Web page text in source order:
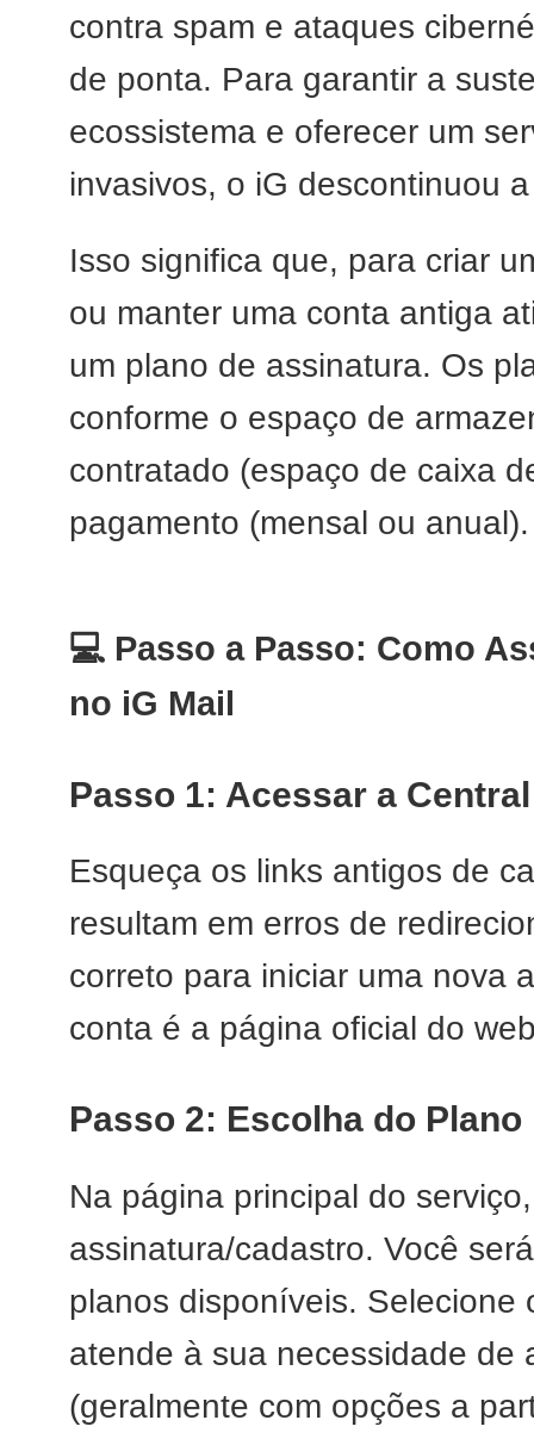
contra spam e ataques
de ponta. Para garantir a
ecossistema e oferecer um
invasivos, o iG descontinuou
Isso significa que, para criar
ou manter uma conta antiga
um plano de assinatura. Os
conforme o espaço de
contratado (espaço de caixa
pagamento (mensal ou anual).
💻 Passo a Passo: Como
no iG Mail
Passo 1: Acessar a
Esqueça os links antigos de
resultam em erros de
correto para iniciar uma nova
conta é a página oficial do
Passo 2: Escolha do
Na página principal do
assinatura/cadastro. Você
planos disponíveis. Selecione
atende à sua necessidade de
(geralmente com opções a